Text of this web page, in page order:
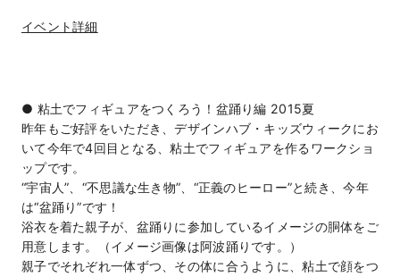
イベント詳細
● 粘土でフィギュアをつくろう！盆踊り編 2015夏
昨年もご好評をいただき、デザインハブ・キッズウィークにお
いて今年で4回目となる、粘土でフィギュアを作るワークショ
ップです。
“宇宙人”、“不思議な生き物”、“正義のヒーロー”と続き、今年
は“盆踊り”です！
浴衣を着た親子が、盆踊りに参加しているイメージの胴体をご
用意します。（イメージ画像は阿波踊りです。）
親子でそれぞれ一体ずつ、その体に合うように、粘土で顔をつ